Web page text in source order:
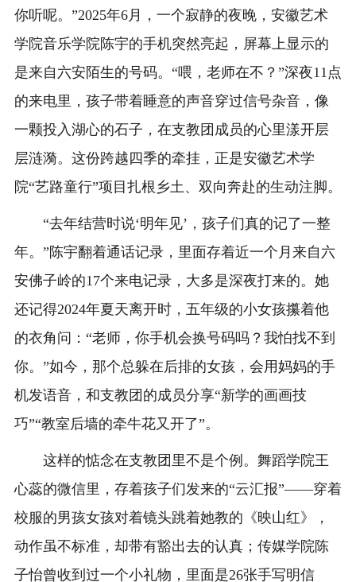
你听呢。”2025年6月，一个寂静的夜晚，安徽艺术
学院音乐学院陈宇的手机突然亮起，屏幕上显示的
是来自六安陌生的号码。“喂，老师在不？”深夜11点
的来电里，孩子带着睡意的声音穿过信号杂音，像
一颗投入湖心的石子，在支教团成员的心里漾开层
层涟漪。这份跨越四季的牵挂，正是安徽艺术学
院“艺路童行”项目扎根乡土、双向奔赴的生动注脚。
“去年结营时说‘明年见’，孩子们真的记了一整
年。”陈宇翻着通话记录，里面存着近一个月来自六
安佛子岭的17个来电记录，大多是深夜打来的。她
还记得2024年夏天离开时，五年级的小女孩攥着他
的衣角问：“老师，你手机会换号码吗？我怕找不到
你。”如今，那个总躲在后排的女孩，会用妈妈的手
机发语音，和支教团的成员分享“新学的画画技
巧”“教室后墙的牵牛花又开了”。
这样的惦念在支教团里不是个例。舞蹈学院王
心蕊的微信里，存着孩子们发来的“云汇报”——穿着
校服的男孩女孩对着镜头跳着她教的《映山红》，
动作虽不标准，却带有豁出去的认真；传媒学院陈
子怡曾收到过一个小礼物，里面是26张手写明信